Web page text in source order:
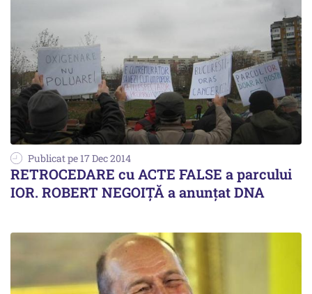
Publicat pe 17 Dec 2014
RETROCEDARE cu ACTE FALSE a parcului
IOR. ROBERT NEGOIȚĂ a anunțat DNA